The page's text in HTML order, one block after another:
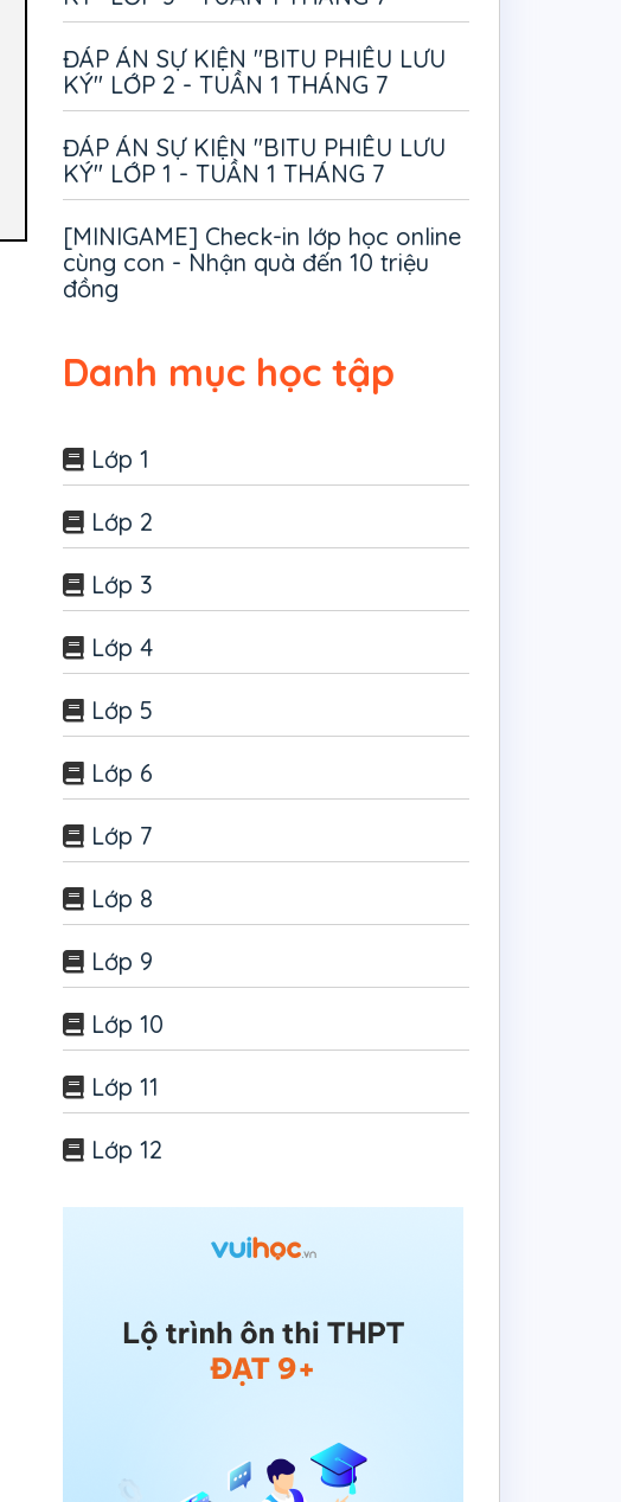
ĐÁP ÁN SỰ KIỆN "BITU PHIÊU LƯU
KÝ" LỚP 2 - TUẦN 1 THÁNG 7
ĐÁP ÁN SỰ KIỆN "BITU PHIÊU LƯU
KÝ" LỚP 1 - TUẦN 1 THÁNG 7
[MINIGAME] Check-in lớp học online
cùng con - Nhận quà đến 10 triệu
đồng
Danh mục học tập
Lớp 1
Lớp 2
Lớp 3
Lớp 4
Lớp 5
Lớp 6
Lớp 7
Lớp 8
Lớp 9
Lớp 10
Lớp 11
Lớp 12